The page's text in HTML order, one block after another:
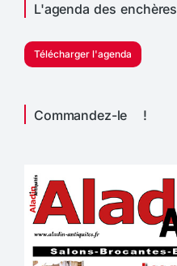
L'agenda des enchères
Télécharger l'agenda
Commandez-le !